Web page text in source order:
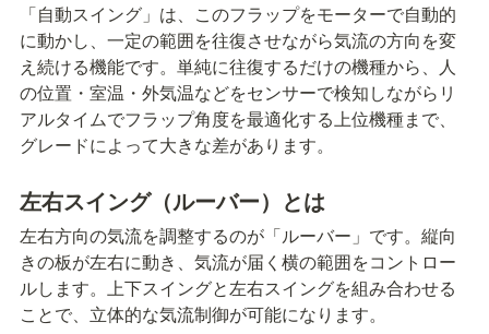
「自動スイング」は、このフラップをモーターで自動的
に動かし、一定の範囲を往復させながら気流の方向を変
え続ける機能です。単純に往復するだけの機種から、人
の位置・室温・外気温などをセンサーで検知しながらリ
アルタイムでフラップ角度を最適化する上位機種まで、
グレードによって大きな差があります。
左右スイング（ルーバー）とは
左右方向の気流を調整するのが「ルーバー」です。縦向
きの板が左右に動き、気流が届く横の範囲をコントロー
ルします。上下スイングと左右スイングを組み合わせる
ことで、立体的な気流制御が可能になります。